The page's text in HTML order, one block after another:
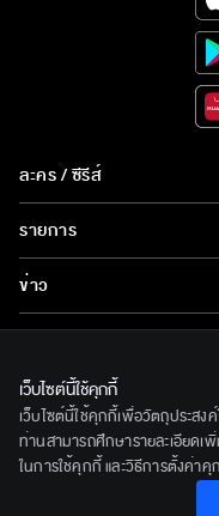
ละคร / ซีรีส์
ซีรีส์นานาชาติ
การ์ตูน & เกม
รายการ
ข่าว
ข่าวประชาสัมพันธ์
ทีวีออนไลน์
เกี่ยวกับเรา
BEC World
รู้จักเรา
ติดตามเราได้ที่
© 2020 Bangkok
เว็บไซต์นี้ใช้คุกกี้
เว็บไซต์นี้ใช้คุกกี้เพื่อวัตถุประสง
ท่านสามารถศึกษารายละเอียดเ
ในการใช้คุกกี้ และวิธีการตั้งค่าคุ